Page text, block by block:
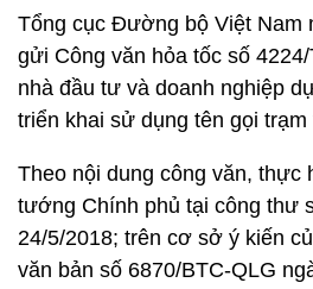
Tổng cục Đường bộ Việt Nam
gửi Công văn hỏa tốc số
nhà đầu tư và doanh nghiệp
triển khai sử dụng tên gọi trạm
Theo nội dung công văn, thực
tướng Chính phủ tại công thư
24/5/2018; trên cơ sở ý kiến
văn bản số 6870/BTC-QLG